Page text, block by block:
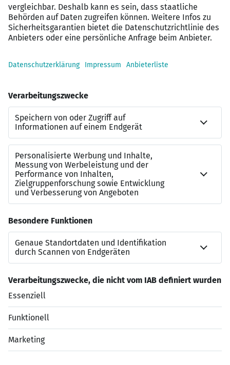
GesundheitsmanagementundTeamevents
Zugang zu Weiterbildungsangeboten für Ihre
berufliche und persönliche Weiterentwicklung
Nutzung von neuesten Technologien
Interessiert?
Der Masterplan für Ihre Karriere: Wir finden genau den
Job, der zu Ihnen passt.
Jetzt auf “Direkt bewerben” klicken!
Kontakt zu uns
Frau Caroline Kumar
caroline.kumar@dis-ag.com
06211783300
Datenschutzerklärung